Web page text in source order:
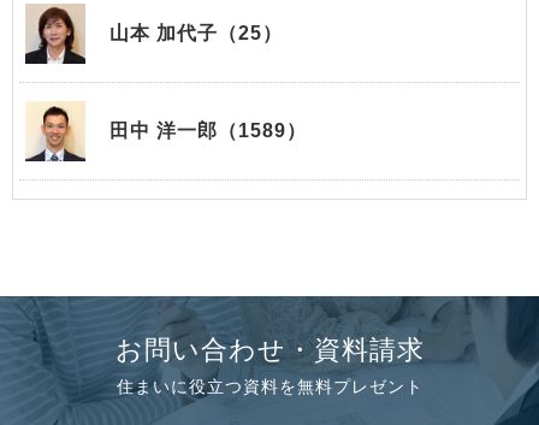
山本 加代子（25）
田中 洋一郎（1589）
お問い合わせ・資料請求
住まいに役立つ資料を無料プレゼント